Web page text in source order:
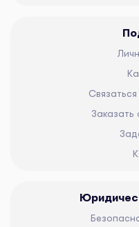
Заказать